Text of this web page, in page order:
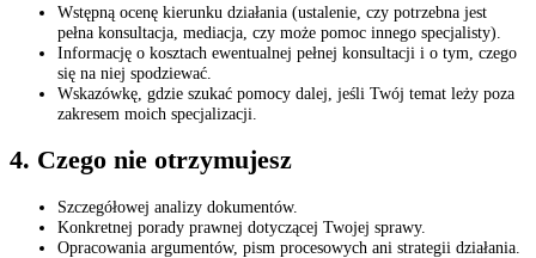
Wstępną ocenę kierunku działania (ustalenie, czy potrzebna jest
pełna konsultacja, mediacja, czy może pomoc innego specjalisty).
Informację o kosztach ewentualnej pełnej konsultacji i o tym, czego
się na niej spodziewać.
Wskazówkę, gdzie szukać pomocy dalej, jeśli Twój temat leży poza
zakresem moich specjalizacji.
4. Czego nie otrzymujesz
Szczegółowej analizy dokumentów.
Konkretnej porady prawnej dotyczącej Twojej sprawy.
Opracowania argumentów, pism procesowych ani strategii działania.